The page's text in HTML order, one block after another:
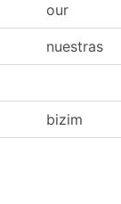
our
nuestras
bizim